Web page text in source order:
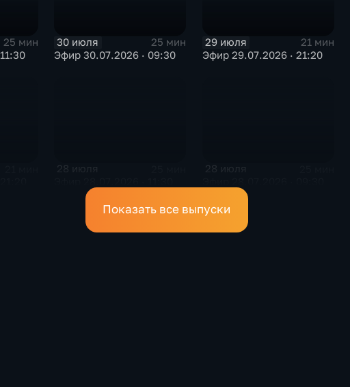
25 мин
30 июля
25 мин
Эфир 30.07.2026 · 09:30
29 июля
21 мин
Эфир 29.07.2026 · 21:20
28 июля 28 июля
Показать все выпуски